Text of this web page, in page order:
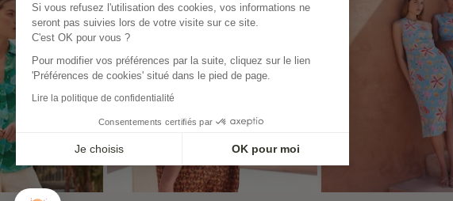
Si vous refusez l'utilisation des cookies, vos informations ne
seront pas suivies lors de votre visite sur ce site.
C'est OK pour vous ?
Pour modifier vos préférences par la suite, cliquez sur le lien
'Préférences de cookies' situé dans le pied de page.
Lire la politique de confidentialité
Consentements certifiés par
Je choisis OK pour moi
Axeptio consent
Plateforme de Gestion du Consentement : Personnalisez vos Options
Notre plateforme vous permet d'adapter et de gérer vos paramètres de